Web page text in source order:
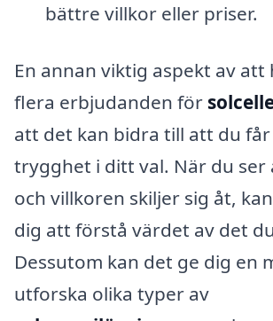
bättre villkor eller priser.
En annan viktig aspekt av att
flera erbjudanden för
att det kan bidra till att du får
trygghet i ditt val. När du ser
och villkoren skiljer sig åt,
dig att förstå värdet av det
Dessutom kan det ge dig en
utforska olika typer av